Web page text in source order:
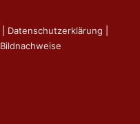
Datenschutzerklärung
Bildnachweise